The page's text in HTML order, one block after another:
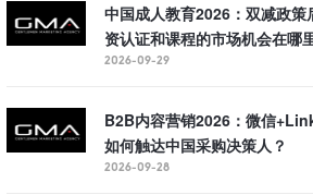
中国成人教育2026：双减政策
资认证和课程的市场机会在哪
2026-09-29
B2B内容营销2026：微信
如何触达中国采购决策人？
2026-09-28